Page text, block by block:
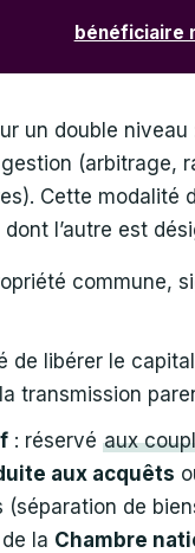
bénéficiaire
un double
(arbitrage,
Cette modalité
l’autre est
commune,
de libérer le
transmission
: réservé aux
aux acquêts
de
la Chambre